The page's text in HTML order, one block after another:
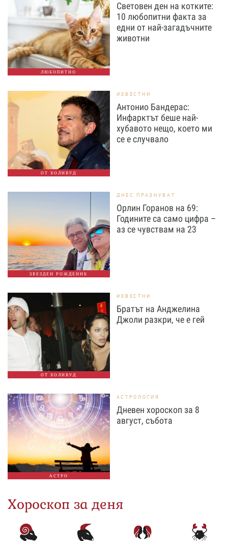
ЛЮБОПИТНО
Световен ден на котките:
10 любопитни факта за
едни от най-загадъчните
животни
ОТ ХОЛИВУД
ИЗВЕСТНИ
Антонио Бандерас:
Инфарктът беше най-
хубавото нещо, което ми
се е случвало
ЗВЕЗДЕН РОЖДЕНИК
ДНЕС ПРАЗНУВАТ
Орлин Горанов на 69:
Годините са само цифра –
аз се чувствам на 23
ОТ ХОЛИВУД
ИЗВЕСТНИ
Братът на Анджелина
Джоли разкри, че е гей
АСТРО
АСТРОЛОГИЯ
Дневен хороскоп за 8
август, събота
Хороскоп за деня